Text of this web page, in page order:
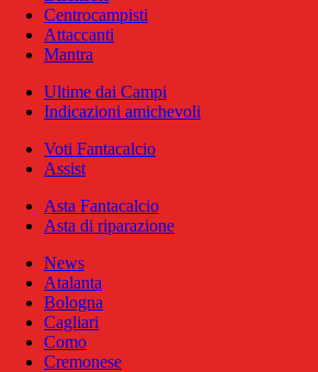
Centrocampisti
Attaccanti
Mantra
Ultime dai Campi
Indicazioni amichevoli
Voti Fantacalcio
Assist
Asta Fantacalcio
Asta di riparazione
News
Atalanta
Bologna
Cagliari
Como
Cremonese